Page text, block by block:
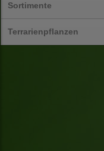
Sortimente
Terrarienpflanzen